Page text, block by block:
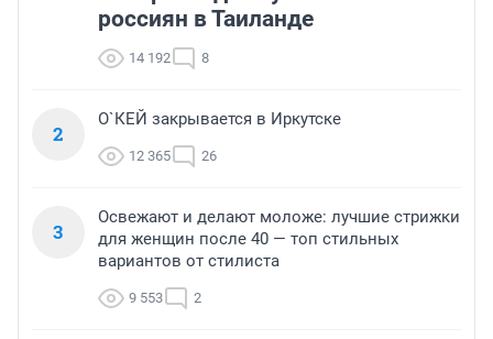
россиян в Таиланде
14 192 8
2
О`КЕЙ закрывается в Иркутске
12 365 26
3
Освежают и делают моложе: лучшие стрижки
для женщин после 40 — топ стильных
вариантов от стилиста
9 553 2